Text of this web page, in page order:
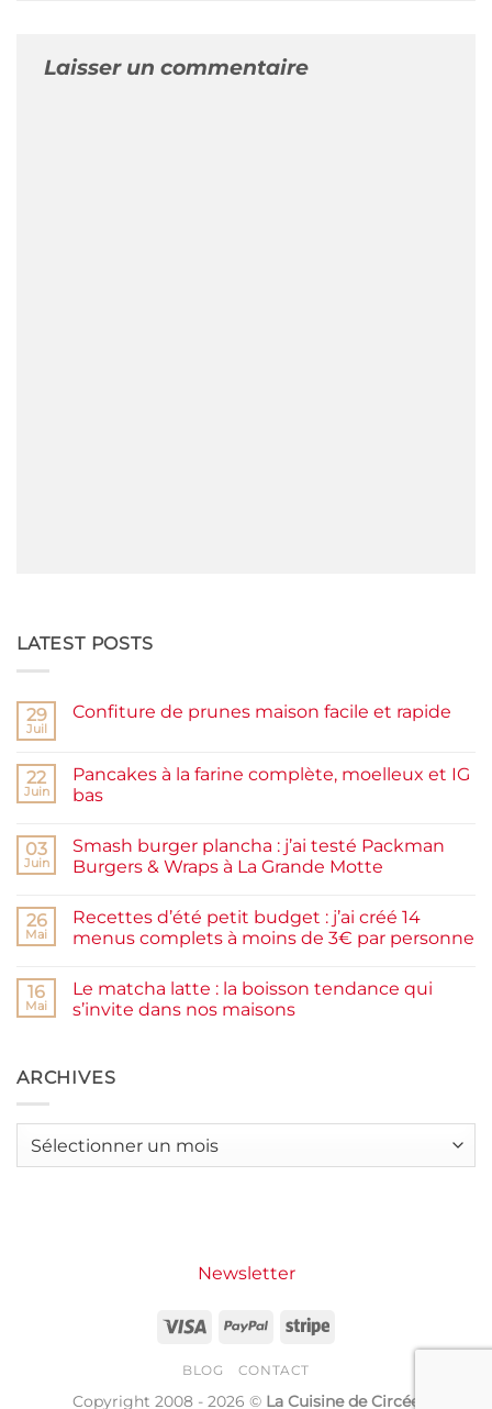
Laisser un commentaire
LATEST POSTS
29
Juil
Confiture de prunes maison facile et rapide
Confiture
de
prunes
et
rapide
22
Juin
Pancakes à la farine complète, moelleux et IG
bas
sur
Pancakes
à
complète,
et
03
Juin
Smash burger plancha : j’ai testé Packman
Burgers & Wraps à La Grande Motte
sur
burger
testé
Packman
Burgers &
Grande
Motte
26
Mai
Recettes d’été petit budget : j’ai créé 14
menus complets à moins de 3€ par personne
sur
Recettes
d’été
j’ai
créé
à
16
Mai
Le matcha latte : la boisson tendance qui
s’invite dans nos maisons
Le
matcha
boisson
ARCHIVES
Archives
Newsletter
Visa PayPal Stripe
BLOG CONTACT
Copyright 2008 - 2026 © La Cuisine de Circée